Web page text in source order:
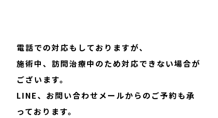
電話での対応もしておりますが、
施術中、訪問治療中のため対応できない場合が
ございます。
LINE、お問い合わせメールからのご予約も承
っております。